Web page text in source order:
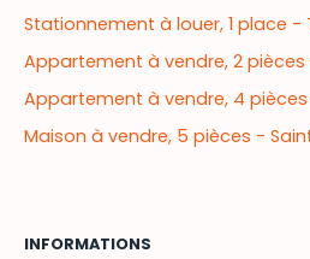
Stationnement à louer, 1 place -
Appartement à vendre, 2
Appartement à vendre, 4
Maison à vendre, 5 pièces -
INFORMATIONS